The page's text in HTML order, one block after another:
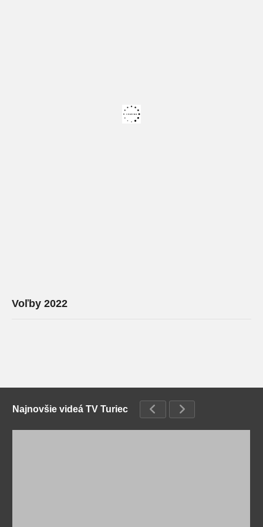
Voľby 2022
Najnovšie videá TV Turiec